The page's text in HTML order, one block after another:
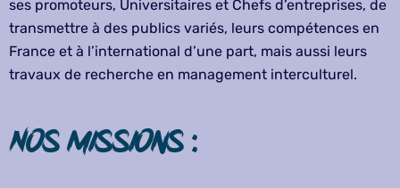
ses promoteurs, Universitaires et Chefs d’entreprises, de
transmettre à des publics variés, leurs compétences en
France et à l’international d’une part, mais aussi leurs
travaux de recherche en management interculturel.
Nos missions :